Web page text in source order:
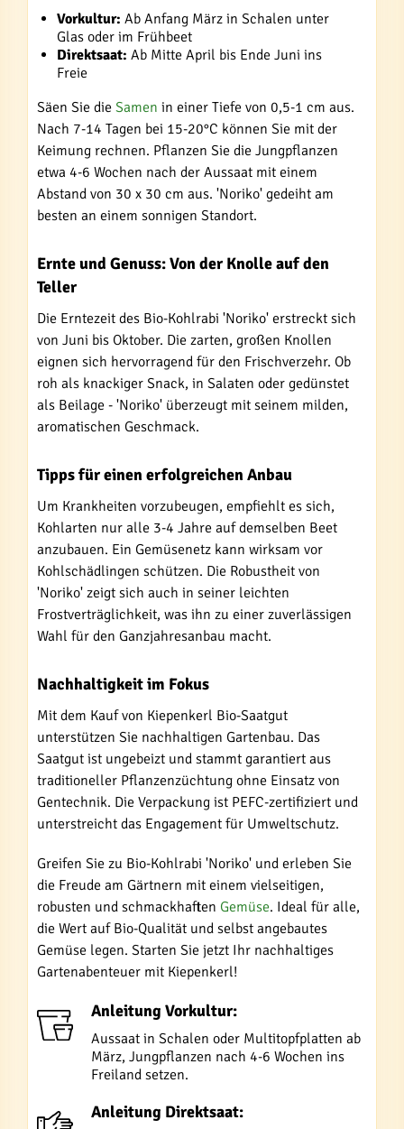
Vorkultur: Ab Anfang März in Schalen unter
Glas oder im Frühbeet
Direktsaat: Ab Mitte April bis Ende Juni ins
Freie
Säen Sie die Samen in einer Tiefe von 0,5-1 cm aus.
Nach 7-14 Tagen bei 15-20°C können Sie mit der
Keimung rechnen. Pflanzen Sie die Jungpflanzen
etwa 4-6 Wochen nach der Aussaat mit einem
Abstand von 30 x 30 cm aus. 'Noriko' gedeiht am
besten an einem sonnigen Standort.
Ernte und Genuss: Von der Knolle auf den
Teller
Die Erntezeit des Bio-Kohlrabi 'Noriko' erstreckt sich
von Juni bis Oktober. Die zarten, großen Knollen
eignen sich hervorragend für den Frischverzehr. Ob
roh als knackiger Snack, in Salaten oder gedünstet
als Beilage - 'Noriko' überzeugt mit seinem milden,
aromatischen Geschmack.
Tipps für einen erfolgreichen Anbau
Um Krankheiten vorzubeugen, empfiehlt es sich,
Kohlarten nur alle 3-4 Jahre auf demselben Beet
anzubauen. Ein Gemüsenetz kann wirksam vor
Kohlschädlingen schützen. Die Robustheit von
'Noriko' zeigt sich auch in seiner leichten
Frostverträglichkeit, was ihn zu einer zuverlässigen
Wahl für den Ganzjahresanbau macht.
Nachhaltigkeit im Fokus
Mit dem Kauf von Kiepenkerl Bio-Saatgut
unterstützen Sie nachhaltigen Gartenbau. Das
Saatgut ist ungebeizt und stammt garantiert aus
traditioneller Pflanzenzüchtung ohne Einsatz von
Gentechnik. Die Verpackung ist PEFC-zertifiziert und
unterstreicht das Engagement für Umweltschutz.
Greifen Sie zu Bio-Kohlrabi 'Noriko' und erleben Sie
die Freude am Gärtnern mit einem vielseitigen,
robusten und schmackhaften Gemüse. Ideal für alle,
die Wert auf Bio-Qualität und selbst angebautes
Gemüse legen. Starten Sie jetzt Ihr nachhaltiges
Gartenabenteuer mit Kiepenkerl!
Anleitung Vorkultur:
Aussaat in Schalen oder Multitopfplatten ab
März, Jungpflanzen nach 4-6 Wochen ins
Freiland setzen.
Anleitung Direktsaat: